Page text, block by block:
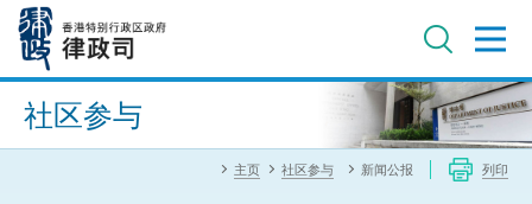
内
进阶搜寻
社区参与
主页 社区参与 新闻公报 列印